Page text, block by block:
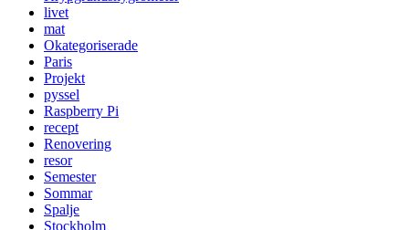
livet
mat
Okategoriserade
Paris
Projekt
pyssel
Raspberry Pi
recept
Renovering
resor
Semester
Sommar
Spalje
Stockholm